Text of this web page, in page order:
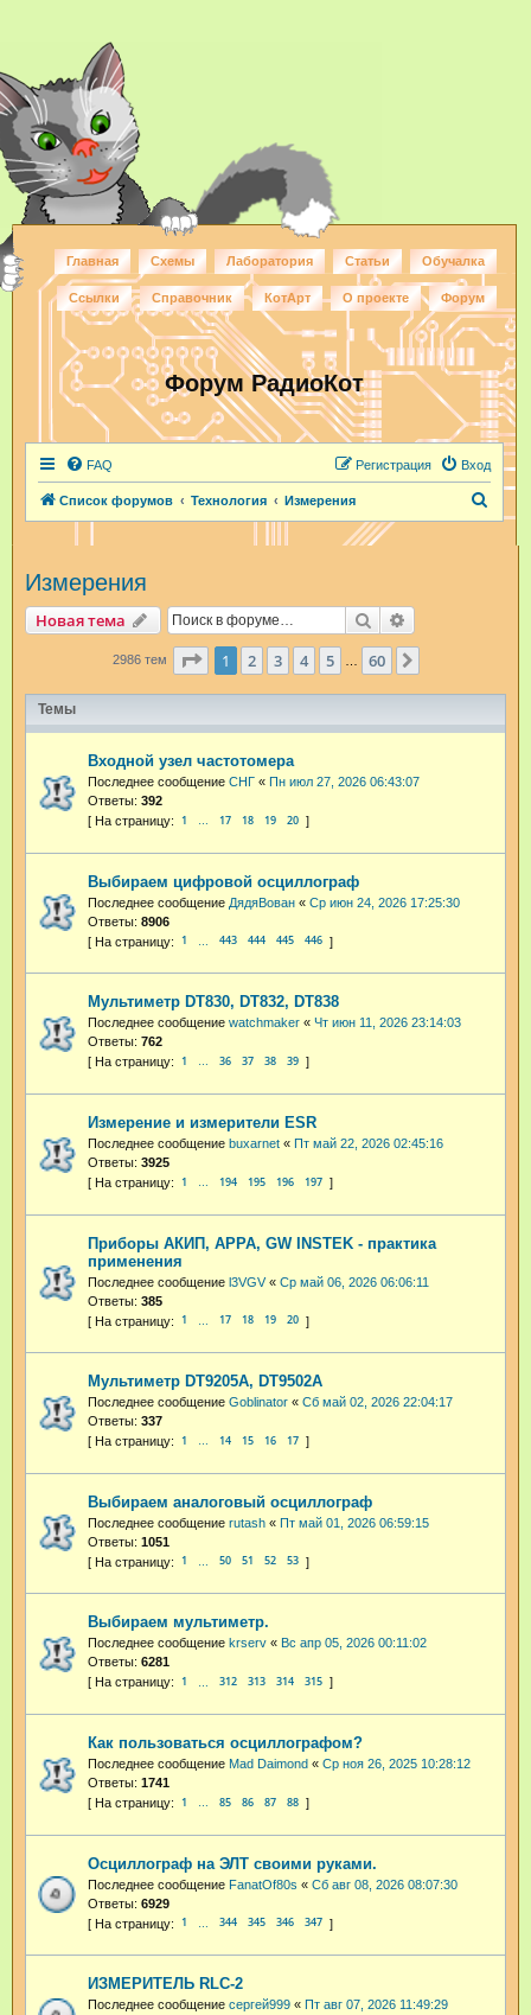
Главная Схемы Лаборатория Статьи Обучалка
Ссылки Справочник КотАрт О проекте Форум
Форум РадиоКот
FAQ Вход
Регистрация
Список форумов Технология Измерения
Измерения
Новая тема Поиск
2986 тем Страница из 60
1 2 3 4 5 60
Темы
Входной узел частотомера
Последнее сообщение СНГ « Пн июл 27, 2026 06:43:07
Ответы: 392
1 … 17 18 19 20
Выбираем цифровой осциллограф
Последнее сообщение ДядяВован « Ср июн 24, 2026 17:25:30
Ответы: 8906
1 443 444 445 446
Мультиметр DT830, DT832, DT838
Последнее сообщение watchmaker « Чт июн 11, 2026 23:14:03
Ответы: 762
1 … 36 37 38 39
Измерение и измерители ESR
Последнее сообщение buxarnet « Пт май 22, 2026 02:45:16
Ответы: 3925
1 … 194 195 196 197
Приборы АКИП, APPA, GW INSTEK - практика
применения
Последнее сообщение l3VGV« Ср май 06, 2026 06:06:11
Ответы: 385
1 17 18 19 20
Мультиметр DT9205A, DT9502A
Последнее сообщение Goblinator « Сб май 02, 2026 22:04:17
Ответы: 337
1 … 14 15 16 17
Выбираем аналоговый осциллограф
Последнее сообщение rutash « Пт май 01, 2026 06:59:15
Ответы: 1051
1 50 51 52 53
Выбираем мультиметр.
Последнее сообщение krserv « Вс апр 05, 2026 00:11:02
Ответы: 6281
1 312 313 314 315
Как пользоваться осциллографом?
Последнее сообщение Mad Daimond « Ср ноя 26, 2025 10:28:12
Ответы: 1741
1 … 85 86 87 88
Осциллограф на ЭЛТ своими руками.
Последнее сообщение FanatOf80s « Сб авг 08, 2026 08:07:30
Ответы: 6929
1 344 345 346 347
ИЗМЕРИТЕЛЬ RLC-2
Последнее сообщение сергей999 « Пт авг 07, 2026 11:49:29